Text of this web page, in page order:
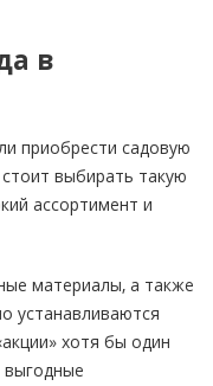
в
приобрести садовую
выбирать такую
ассортимент и
материалы, а также
устанавливаются
хотя бы один
выгодные